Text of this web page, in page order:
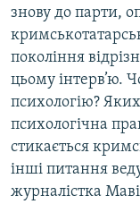
знову до парти,
покоління
цьому інтерв’ю.
психологію? Яких
психологічна
стикається
інші питання
журналістка